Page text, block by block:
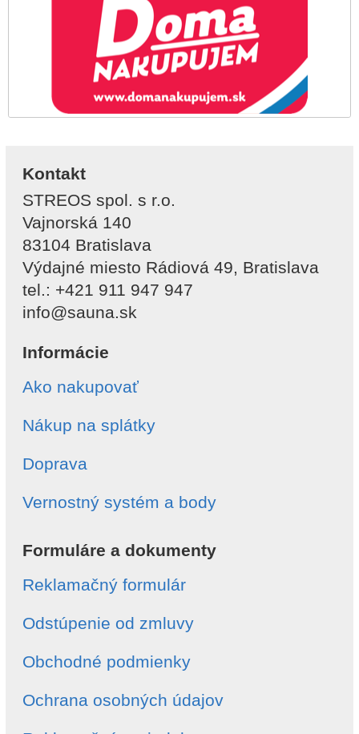
Kontakt
STREOS spol. s r.o.
Vajnorská 140
83104 Bratislava
Výdajné miesto Rádiová 49, Bratislava
tel.: +421 911 947 947
info@sauna.sk
Informácie
Ako nakupovať
Nákup na splátky
Doprava
Vernostný systém a body
Formuláre a dokumenty
Reklamačný formulár
Odstúpenie od zmluvy
Obchodné podmienky
Ochrana osobných údajov